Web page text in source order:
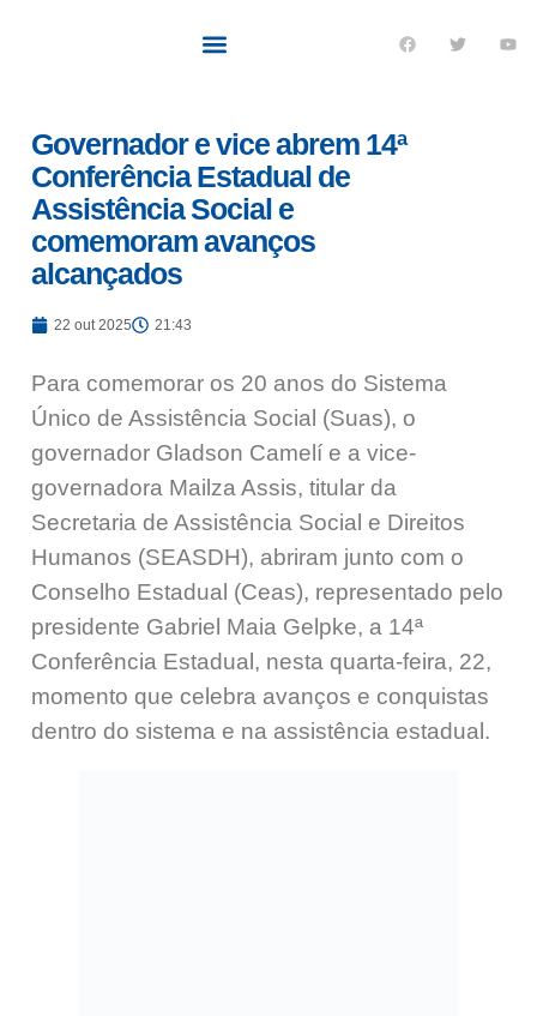
Governador e vice abrem 14ª
Conferência Estadual de
Assistência Social e
comemoram avanços
alcançados
22 out 2025 21:43
Para comemorar os 20 anos do Sistema
Único de Assistência Social (Suas), o
governador Gladson Camelí e a vice-
governadora Mailza Assis, titular da
Secretaria de Assistência Social e Direitos
Humanos (SEASDH), abriram junto com o
Conselho Estadual (Ceas), representado pelo
presidente Gabriel Maia Gelpke, a 14ª
Conferência Estadual, nesta quarta-feira, 22,
momento que celebra avanços e conquistas
dentro do sistema e na assistência estadual.